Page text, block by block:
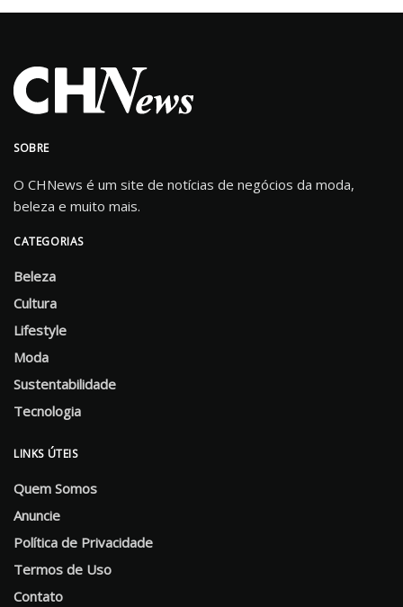
SOBRE
O CHNews é um site de notícias de negócios da moda,
beleza e muito mais.
CATEGORIAS
Beleza
Cultura
Lifestyle
Moda
Sustentabilidade
Tecnologia
LINKS ÚTEIS
Quem Somos
Anuncie
Política de Privacidade
Termos de Uso
Contato